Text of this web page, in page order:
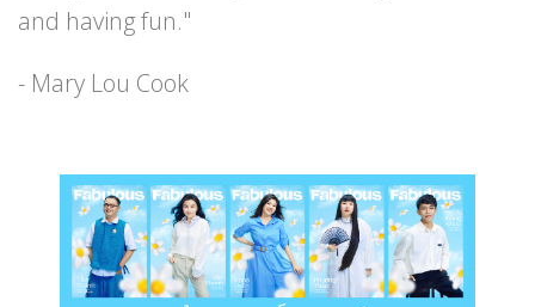
and having fun."
- Mary Lou Cook